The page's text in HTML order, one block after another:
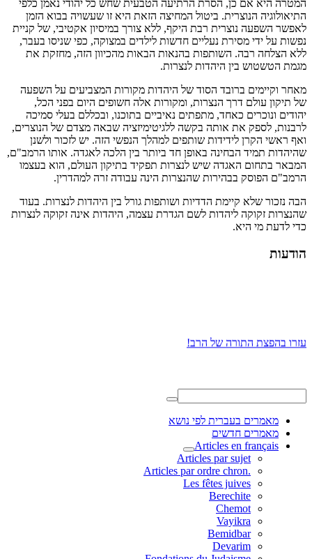
המטרה היא אם כן, הסרת הרתיעה הטבעית שחש כל יהודי נאמן כלפי
התיאולוגיה הנוצרית. ביטול המחיצה הזאת היא זו שעשויה בבוא הזמן
לאפשר השפעה נוצרית רבת היקף, ללא צורך במיסיון אקטיבי, של קניית
נפשות על ידי מסירת נעליים חדשות לילדים במצוקה, כפי שניסו בעבר,
ללא הצלחה רבה. השותפות בהנאות הבאות מהכיוון הזה, מחזקת את
מגמת הטשטוש בין היהדות לנצרות.
מאחר וקיימים ברובד הסוד של היהדות מקורות המצביעים על השפעה
של תיקון עולם דרך הנצרות, ומקורות אלה חשופים היום בפני הכל,
יהודים ונוכרים כאחד, מתפתים נאיביים בתוכנו, ובכללם בעלי סמיכה
לרבנות, לספק את אותה בקשה ללגיטימיזציה שבאה מצדם של הנוצרים,
ואף ראשי הקרן לידידות שותפים למהלך הנפשי הזה. יש לזכור ולשנן
שהיהדות תמיד הבחינה באופן חד ביותר בין הלכה לאגדה. אותו הרמב"ם,
המבאר בתחום האגדה שיש לנצרות תפקיד בתיקון העולם, הוא בעצמו
הרמב"ם הפוסק בבהירות שהנצרות הינה עבודה זרה למהדרין.
הבה נזכור שלא קיימת הדדיות ושותפות גורל בין היהדות לנצרות. בעוד
שהנצרות זקוקה ליהדות לשם הגדרת עצמה, היהדות אינה זקוקה לנצרות
כדי לדעת מי היא.
הודעות
עזרו בהפצת התורה של הרב!
מאמרים בעברית לפי נושא
מאמרים חדשים
Articles en français
Articles par sujet
.Articles par ordre chron
Les fêtes juives
Berechite
Chemot
Vayikra
Bemidbar
Devarim